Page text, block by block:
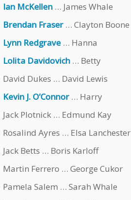
Ian McKellen … James Whale
Brendan Fraser … Clayton Boone
Lynn Redgrave … Hanna
Lolita Davidovich … Betty
David Dukes … David Lewis
Kevin J. O’Connor … Harry
Jack Plotnick … Edmund Kay
Rosalind Ayres … Elsa Lanchester
Jack Betts … Boris Karloff
Martin Ferrero … George Cukor
Pamela Salem … Sarah Whale